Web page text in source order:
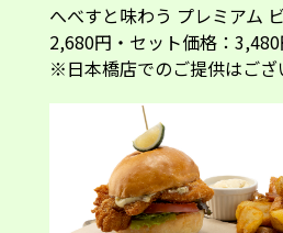
へべすと味わう プレミアム
2,680円・セット価格：
※日本橋店でのご提供はござ